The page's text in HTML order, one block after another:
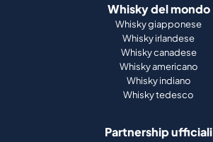
Whisky del mondo
Whisky giapponese
Whisky irlandese
Whisky canadese
Whisky americano
Whisky indiano
Whisky tedesco
Partnership ufficiali